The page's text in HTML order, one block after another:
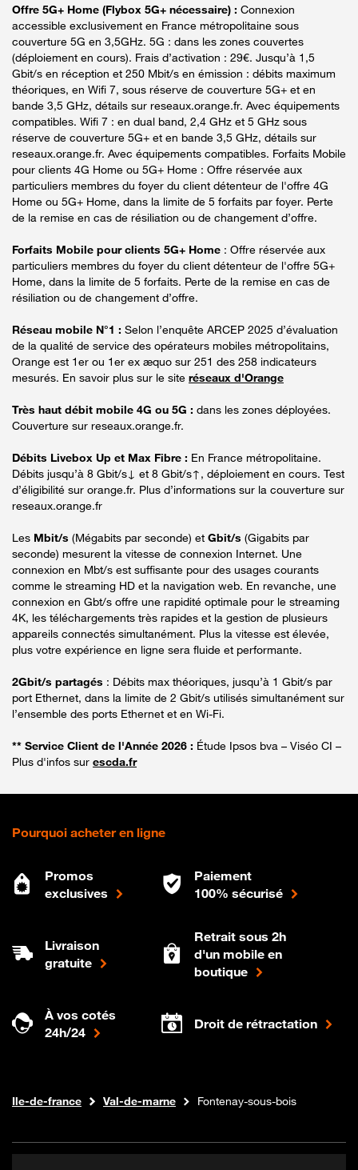
Offre 5G+ Home (Flybox 5G+ nécessaire) : Connexion
accessible exclusivement en France métropolitaine sous
couverture 5G en 3,5GHz. 5G : dans les zones couvertes
(déploiement en cours). Frais d’activation : 29€. Jusqu’à 1,5
Gbit/s en réception et 250 Mbit/s en émission : débits maximum
théoriques, en Wifi 7, sous réserve de couverture 5G+ et en
bande 3,5 GHz, détails sur reseaux.orange.fr. Avec équipements
compatibles. Wifi 7 : en dual band, 2,4 GHz et 5 GHz sous
réserve de couverture 5G+ et en bande 3,5 GHz, détails sur
reseaux.orange.fr. Avec équipements compatibles. Forfaits Mobile
pour clients 4G Home ou 5G+ Home : Offre réservée aux
particuliers membres du foyer du client détenteur de l'offre 4G
Home ou 5G+ Home, dans la limite de 5 forfaits par foyer. Perte
de la remise en cas de résiliation ou de changement d’offre.
Forfaits Mobile pour clients 5G+ Home : Offre réservée aux
particuliers membres du foyer du client détenteur de l'offre 5G+
Home, dans la limite de 5 forfaits. Perte de la remise en cas de
résiliation ou de changement d’offre.
Réseau mobile N°1 : Selon l’enquête ARCEP 2025 d’évaluation
de la qualité de service des opérateurs mobiles métropolitains,
Orange est 1er ou 1er ex æquo sur 251 des 258 indicateurs
mesurés. En savoir plus sur le site réseaux d'Orange
Très haut débit mobile 4G ou 5G : dans les zones déployées.
Couverture sur reseaux.orange.fr.
Débits Livebox Up et Max Fibre : En France métropolitaine.
Débits jusqu’à 8 Gbit/s↓ et 8 Gbit/s↑, déploiement en cours. Test
d’éligibilité sur orange.fr. Plus d’informations sur la couverture sur
reseaux.orange.fr
Les Mbit/s (Mégabits par seconde) et Gbit/s (Gigabits par
seconde) mesurent la vitesse de connexion Internet. Une
connexion en Mbt/s est suffisante pour des usages courants
comme le streaming HD et la navigation web. En revanche, une
connexion en Gbt/s offre une rapidité optimale pour le streaming
4K, les téléchargements très rapides et la gestion de plusieurs
appareils connectés simultanément. Plus la vitesse est élevée,
plus votre expérience en ligne sera fluide et performante.
2Gbit/s partagés : Débits max théoriques, jusqu’à 1 Gbit/s par
port Ethernet, dans la limite de 2 Gbit/s utilisés simultanément sur
l’ensemble des ports Ethernet et en Wi-Fi.
** Service Client de l'Année 2026 : Étude Ipsos bva – Viséo CI –
Plus d'infos sur escda.fr
Pourquoi acheter en ligne
Promos
exclusives
Paiement
100% sécurisé
Livraison
gratuite
Retrait sous 2h
d'un mobile en
boutique
À vos cotés
24h/24
Droit de rétractation
Boutique Orange
Internet fibre
Ile-de-france Val-de-marne Fontenay-sous-bois